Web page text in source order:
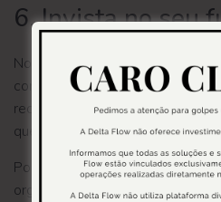
6. Invista no seu
Nossa última dica é também o
controle financeiro. De pouco
recomendações se não souber o
que passará a sobrar todos os
Por isso, siga a dica deinvestir
organização financeira ajuda a